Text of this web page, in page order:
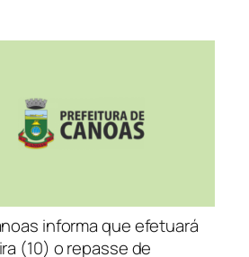
informa que efetuará
(10) o repasse de